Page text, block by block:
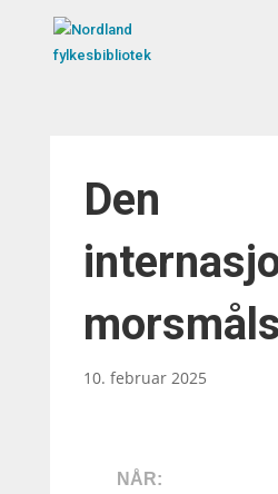
Den
10. februar 2025
NÅR: